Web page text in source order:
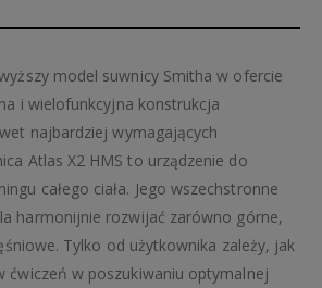
model suwnicy Smitha w ofercie
i wielofunkcyjna konstrukcja
najbardziej wymagających
Atlas X2 HMS to urządzenie do
całego ciała. Jego wszechstronne
harmonijnie rozwijać zarówno górne,
Tylko od użytkownika zależy, jak
ćwiczeń w poszukiwaniu optymalnej